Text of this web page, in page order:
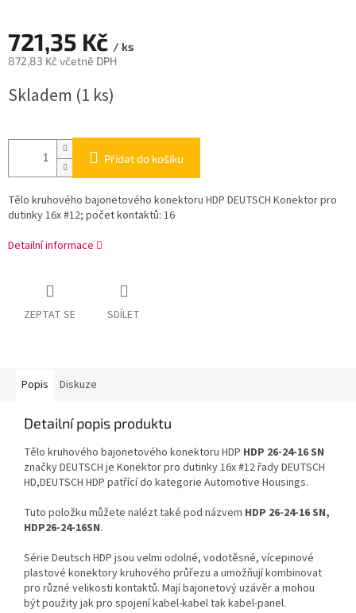
721,35 Kč / ks
872,83 Kč včetně DPH
cena:
Skladem (1 ks)
Přidat do košíku
Tělo kruhového bajonetového konektoru HDP DEUTSCH Konektor pro
dutinky 16x #12; počet kontaktů: 16
Detailní informace
ZEPTAT SE SDÍLET
Popis Diskuze
Detailní popis produktu
Tělo kruhového bajonetového konektoru HDP HDP 26-24-16 SN
značky DEUTSCH je Konektor pro dutinky 16x #12 řady DEUTSCH
HD,DEUTSCH HDP patřící do kategorie Automotive Housings.
Tuto položku můžete nalézt také pod názvem HDP 26-24-16 SN,
HDP26-24-16SN.
Série Deutsch HDP jsou velmi odolné, vodotěsné, vícepinové
plastové konektory kruhového průřezu a umožňují kombinovat
pro různé velikosti kontaktů. Mají bajonetový uzávěr a mohou
být použity jak pro spojení kabel-kabel tak kabel-panel.